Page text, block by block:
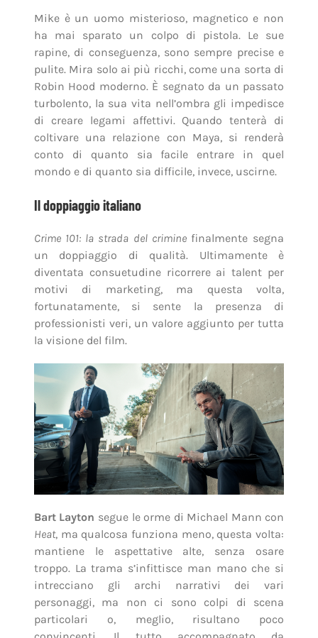
Mike è un uomo misterioso, magnetico e non
ha mai sparato un colpo di pistola. Le sue
rapine, di conseguenza, sono sempre precise e
pulite. Mira solo ai più ricchi, come una sorta di
Robin Hood moderno. È segnato da un passato
turbolento, la sua vita nell’ombra gli impedisce
di creare legami affettivi. Quando tenterà di
coltivare una relazione con Maya, si renderà
conto di quanto sia facile entrare in quel
mondo e di quanto sia difficile, invece, uscirne.
Il doppiaggio italiano
Crime 101: la strada del crimine finalmente segna
un doppiaggio di qualità. Ultimamente è
diventata consuetudine ricorrere ai talent per
motivi di marketing, ma questa volta,
fortunatamente, si sente la presenza di
professionisti veri, un valore aggiunto per tutta
la visione del film.
Bart Layton segue le orme di Michael Mann con
Heat, ma qualcosa funziona meno, questa volta:
mantiene le aspettative alte, senza osare
troppo. La trama s’infittisce man mano che si
intrecciano gli archi narrativi dei vari
personaggi, ma non ci sono colpi di scena
particolari o, meglio, risultano poco